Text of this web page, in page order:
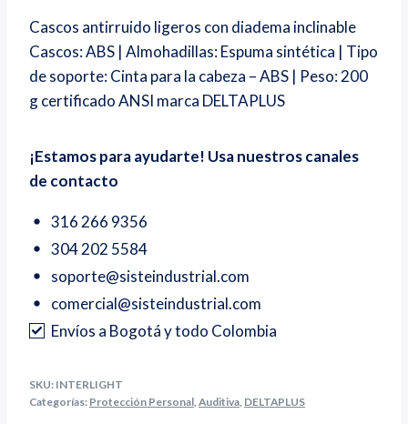
Cascos antirruido ligeros con diadema inclinable
Cascos: ABS | Almohadillas: Espuma sintética | Tipo
de soporte: Cinta para la cabeza – ABS | Peso: 200
g certificado ANSI marca DELTAPLUS
¡Estamos para ayudarte! Usa nuestros canales
de contacto
316 266 9356
304 202 5584
soporte@sisteindustrial.com
comercial@sisteindustrial.com
Envíos a Bogotá y todo Colombia
SKU: INTERLIGHT
Categorías: Protección Personal, Auditiva, DELTAPLUS